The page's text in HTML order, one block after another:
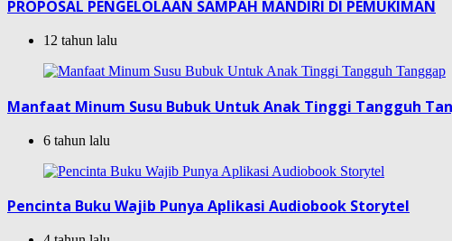
PROPOSAL PENGELOLAAN SAMPAH MANDIRI DI PEMUKIMAN
12 tahun lalu
Manfaat Minum Susu Bubuk Untuk Anak Tinggi Tangguh
6 tahun lalu
Pencinta Buku Wajib Punya Aplikasi Audiobook Storytel